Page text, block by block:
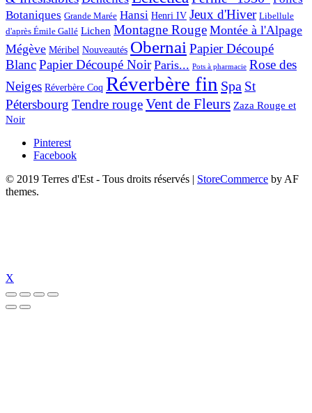
Botaniques Grande Marée Hansi Henri IV Jeux d'Hiver Libellule
d'après Émile Gallé Lichen Montagne Rouge Montée à l'Alpage
Mégève Méribel Nouveautés ObernaiPapier Découpé
BlancPapier Découpé Noir Paris... Pots à pharmacie Rose des
Neiges Réverbère Coq Réverbère fin Spa St
Pétersbourg Tendre rougeVent de Fleurs Zaza Rouge et
Noir
Pinterest
Facebook
© 2019 Terres d'Est - Tous droits réservés
StoreCommerce by AF
themes.
X